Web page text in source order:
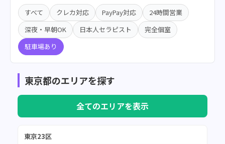
すべて クレカ対応 PayPay対応
24時間営業
深夜・早朝OK
日本人セラピスト
完全個室
駐車場あり
東京都のエリアを探す
全てのエリアを表示
東京23区